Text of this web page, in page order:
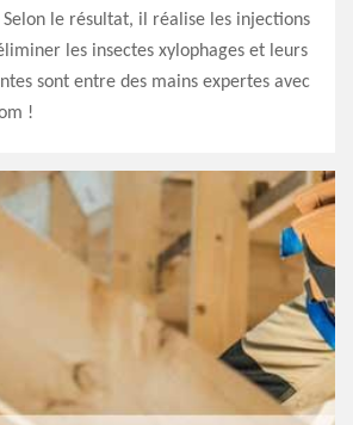
Selon le résultat, il réalise les injections
les insectes xylophages et leurs
sont entre des mains expertes avec
!